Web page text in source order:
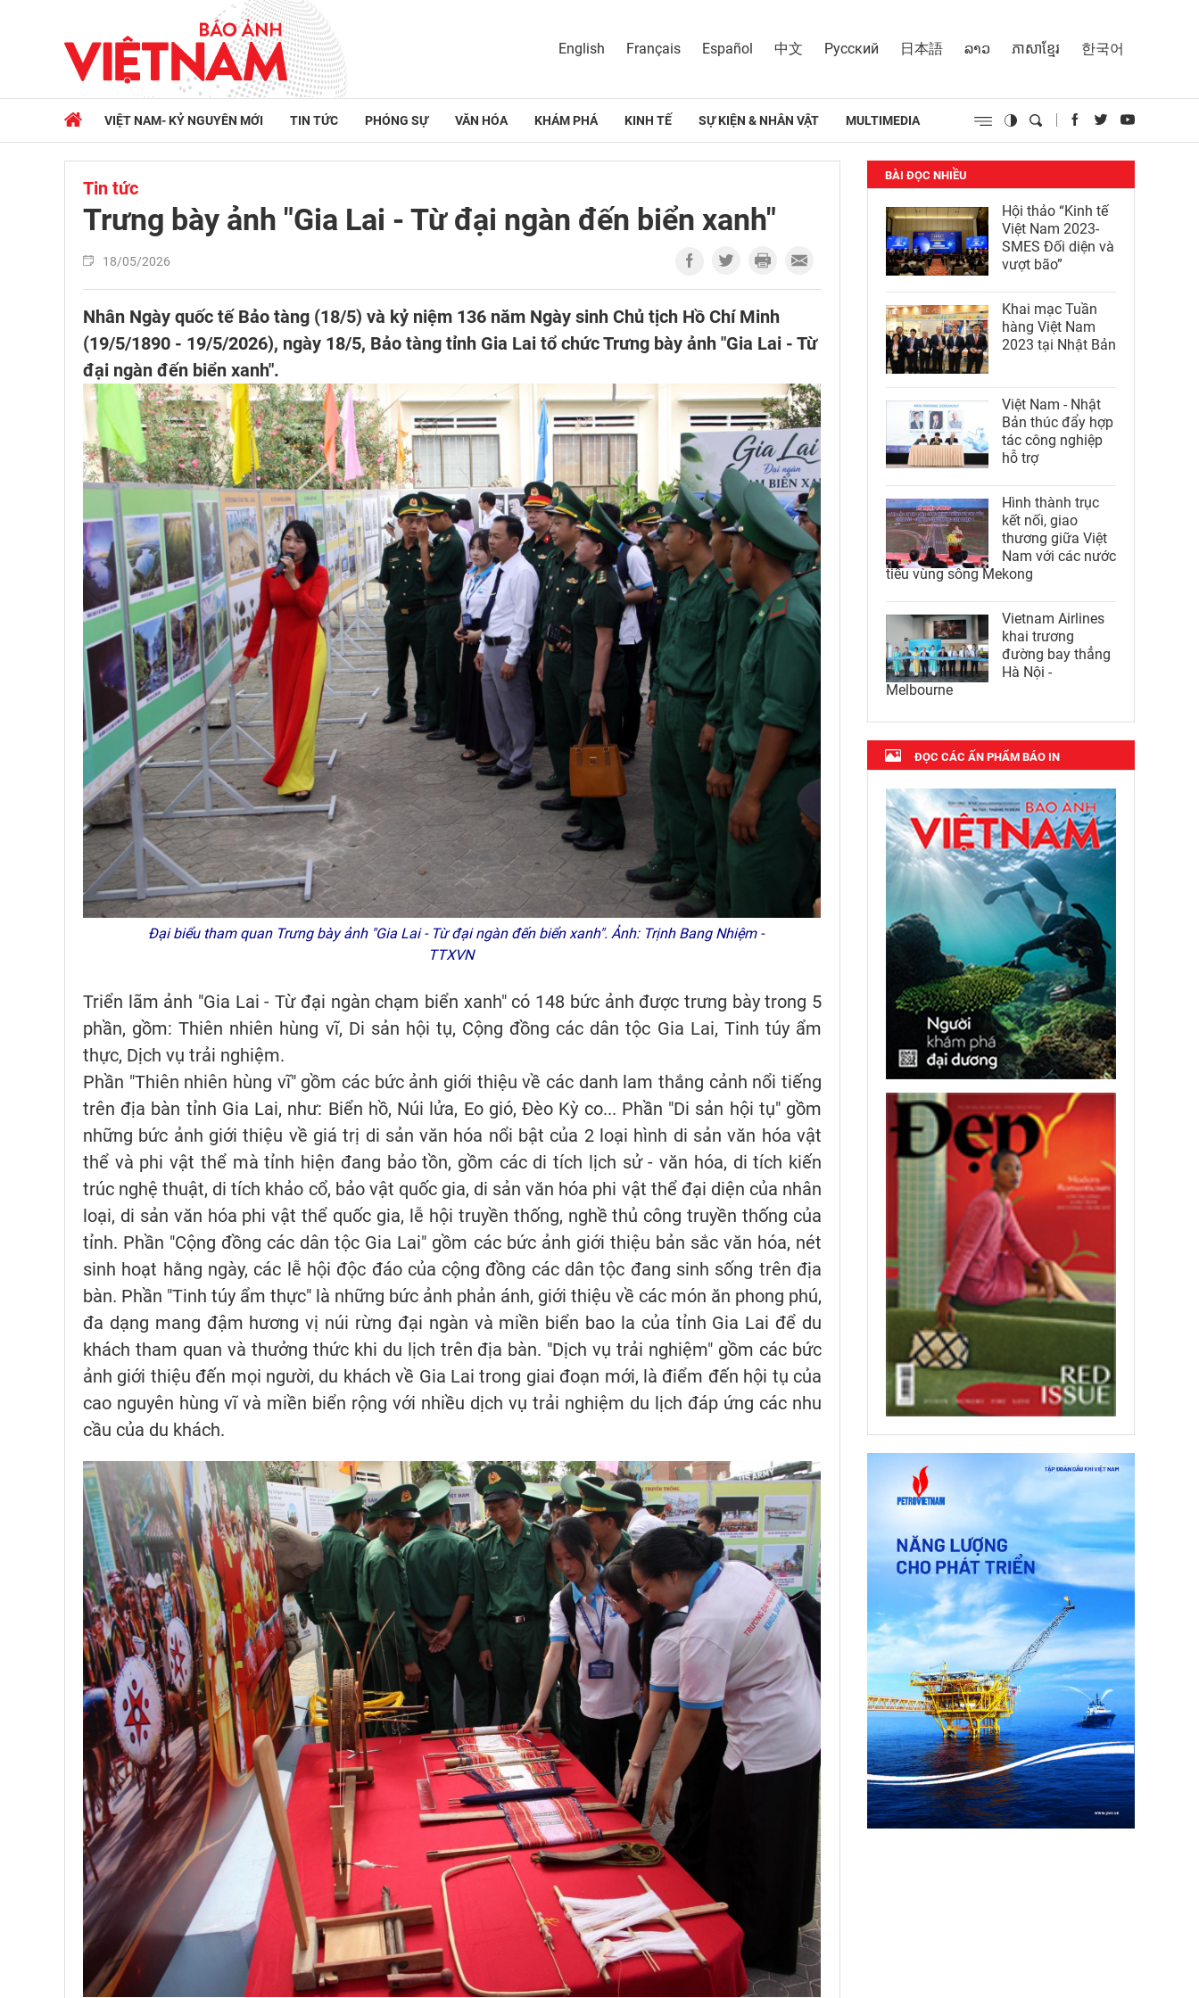
English Français Español 中文 Русский 日本語 ລາວ ភាសាខ្មែរ 한국어
VIỆT NAM- KỶ NGUYÊN MỚI TIN TỨC PHÓNG SỰ VĂN HÓA KHÁM PHÁ KINH TẾ SỰ KIỆN & NHÂN VẬT MULTIMEDIA
Tin tức
Trưng bày ảnh "Gia Lai - Từ đại ngàn đến biển xanh"
18/05/2026
Nhân Ngày quốc tế Bảo tàng (18/5) và kỷ niệm 136 năm Ngày sinh Chủ tịch Hồ Chí Minh
(19/5/1890 - 19/5/2026), ngày 18/5, Bảo tàng tỉnh Gia Lai tổ chức Trưng bày ảnh "Gia Lai - Từ
đại ngàn đến biển xanh".
Đại biểu tham quan Trưng bày ảnh "Gia Lai - Từ đại ngàn đến biển xanh". Ảnh: Trịnh Bang Nhiệm -
TTXVN
Triển lãm ảnh "Gia Lai - Từ đại ngàn chạm biển xanh" có 148 bức ảnh được trưng bày trong 5
phần, gồm: Thiên nhiên hùng vĩ, Di sản hội tụ, Cộng đồng các dân tộc Gia Lai, Tinh túy ẩm
thực, Dịch vụ trải nghiệm.
Phần "Thiên nhiên hùng vĩ" gồm các bức ảnh giới thiệu về các danh lam thắng cảnh nổi tiếng
trên địa bàn tỉnh Gia Lai, như: Biển hồ, Núi lửa, Eo gió, Đèo Kỳ co... Phần "Di sản hội tụ" gồm
những bức ảnh giới thiệu về giá trị di sản văn hóa nổi bật của 2 loại hình di sản văn hóa vật
thể và phi vật thể mà tỉnh hiện đang bảo tồn, gồm các di tích lịch sử - văn hóa, di tích kiến
trúc nghệ thuật, di tích khảo cổ, bảo vật quốc gia, di sản văn hóa phi vật thể đại diện của nhân
loại, di sản văn hóa phi vật thể quốc gia, lễ hội truyền thống, nghề thủ công truyền thống của
tỉnh. Phần "Cộng đồng các dân tộc Gia Lai" gồm các bức ảnh giới thiệu bản sắc văn hóa, nét
sinh hoạt hằng ngày, các lễ hội độc đáo của cộng đồng các dân tộc đang sinh sống trên địa
bàn. Phần "Tinh túy ẩm thực" là những bức ảnh phản ánh, giới thiệu về các món ăn phong phú,
đa dạng mang đậm hương vị núi rừng đại ngàn và miền biển bao la của tỉnh Gia Lai để du
khách tham quan và thưởng thức khi du lịch trên địa bàn. "Dịch vụ trải nghiệm" gồm các bức
ảnh giới thiệu đến mọi người, du khách về Gia Lai trong giai đoạn mới, là điểm đến hội tụ của
cao nguyên hùng vĩ và miền biển rộng với nhiều dịch vụ trải nghiệm du lịch đáp ứng các nhu
cầu của du khách.
BÀI ĐỌC NHIỀU
Hội thảo “Kinh tế
Việt Nam 2023-
SMES Đối diện và
vượt bão”
Khai mạc Tuần
hàng Việt Nam
2023 tại Nhật Bản
Việt Nam - Nhật
Bản thúc đẩy hợp
tác công nghiệp
hỗ trợ
Hình thành trục
kết nối, giao
thương giữa Việt
Nam với các nước
tiểu vùng sông Mekong
Vietnam Airlines
khai trương
đường bay thẳng
Hà Nội -
Melbourne
ĐỌC CÁC ẤN PHẨM BÁO IN